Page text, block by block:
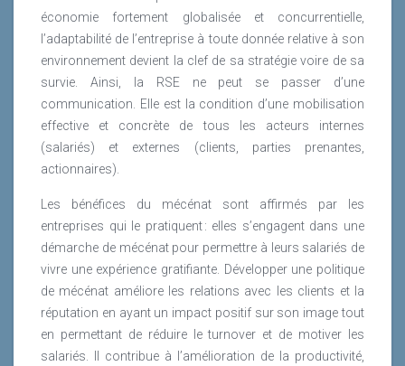
économie fortement globalisée et concurrentielle,
l’adaptabilité de l’entreprise à toute donnée relative à son
environnement devient la clef de sa stratégie voire de sa
survie. Ainsi, la RSE ne peut se passer d’une
communication. Elle est la condition d’une mobilisation
effective et concrète de tous les acteurs internes
(salariés) et externes (clients, parties prenantes,
actionnaires).
Les bénéfices du mécénat sont affirmés par les
entreprises qui le pratiquent : elles s’engagent dans une
démarche de mécénat pour permettre à leurs salariés de
vivre une expérience gratifiante. Développer une politique
de mécénat améliore les relations avec les clients et la
réputation en ayant un impact positif sur son image tout
en permettant de réduire le turnover et de motiver les
salariés. Il contribue à l’amélioration de la productivité,